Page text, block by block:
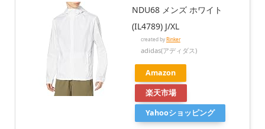
NDU68 メンズ ホワイト
(IL4789) J/XL
created byRinker
adidas(アディダス)
Amazon
楽天市場
Yahooショッピング